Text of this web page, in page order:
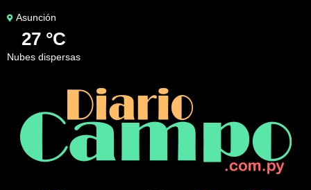
Asunción
27 °C
nubes dispersas